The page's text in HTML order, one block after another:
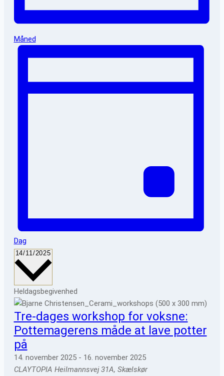
Måned
Dag
14/11/2025Vælg
dato.
Heldagsbegivenhed
Tre-dages workshop for voksne:
Pottemagerens måde at lave potter
på
14. november 2025- 16. november 2025
CLAYTOPIA Heilmannsvej 31A, Skælskør